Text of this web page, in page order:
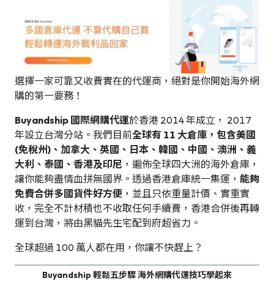
選擇一家可靠又收費實在的代運商，絕對是你開始海外網
購的第一要務！
Buyandship 國際網購代運於香港 2014 年成立， 2017
年設立台灣分站。我們目前全球有 11 大倉庫，包含美國
(免稅州)、加拿大、英國、日本、韓國、中國、澳洲、義
大利、泰國、香港及印尼 ，遍佈全球四大洲的海外倉庫，
讓你能夠盡情血拼無國界。透過香港倉庫統一集運， 能夠
免費合併多國貨件好方便 ，並且只依重量計價、實重實
收，完全不計材積也不收取任何手續費，香港合併後再轉
運到台灣，將由黑貓先生宅配到府超省力。
全球超過 100 萬人都在用，你讓不快趕上？
Buyandship 輕鬆五步驟 海外網購代運技巧學起來